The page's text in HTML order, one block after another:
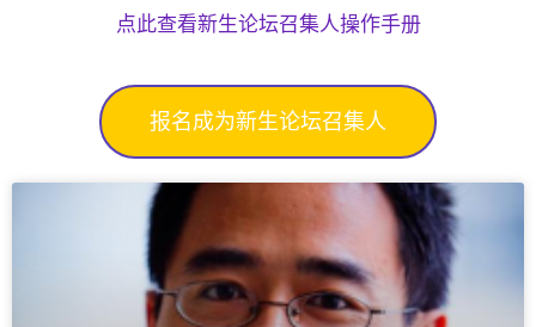
点此查看新生论坛召集人操作手册
报名成为新生论坛召集人